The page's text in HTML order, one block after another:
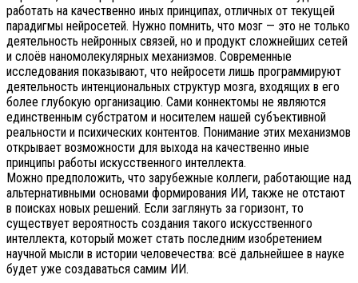
работать на качественно иных принципах, отличных от текущей
парадигмы нейросетей. Нужно помнить, что мозг — это не только
деятельность нейронных связей, но и продукт сложнейших сетей
и слоёв наномолекулярных механизмов. Современные
исследования показывают, что нейросети лишь программируют
деятельность интенциональных структур мозга, входящих в его
более глубокую организацию. Сами коннектомы не являются
единственным субстратом и носителем нашей субъективной
реальности и психических контентов. Понимание этих механизмов
открывает возможности для выхода на качественно иные
принципы работы искусственного интеллекта.
Можно предположить, что зарубежные коллеги, работающие над
альтернативными основами формирования ИИ, также не отстают
в поисках новых решений. Если заглянуть за горизонт, то
существует вероятность создания такого искусственного
интеллекта, который может стать последним изобретением
научной мысли в истории человечества: всё дальнейшее в науке
будет уже создаваться самим ИИ.